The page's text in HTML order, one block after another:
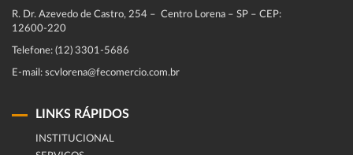
R. Dr. Azevedo de Castro, 254 – Centro Lorena – SP – CEP:
12600-220
Telefone: (12) 3301-5686
E-mail: scvlorena@fecomercio.com.br
LINKS RÁPIDOS
INSTITUCIONAL